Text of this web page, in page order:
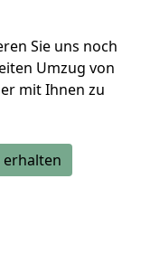
Sie uns noch
Umzug von
mit Ihnen zu
erhalten